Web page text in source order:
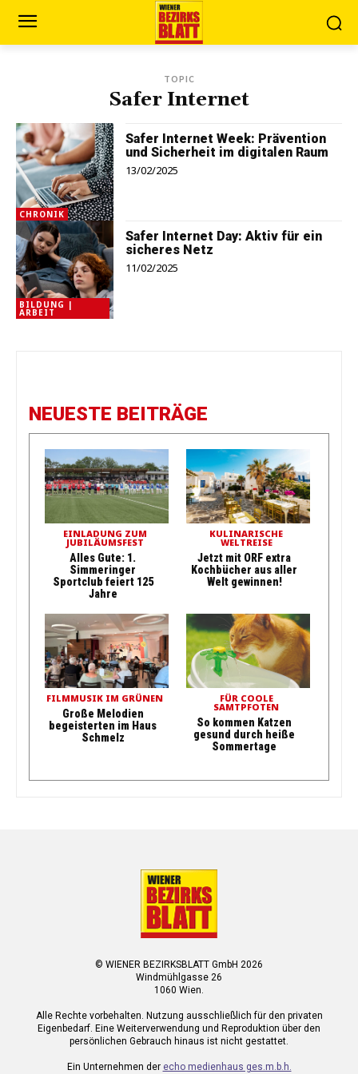
TOPIC
Safer Internet
CHRONIK
Safer Internet Week: Prävention
und Sicherheit im digitalen Raum
13/02/2025
BILDUNG |
ARBEIT
Safer Internet Day: Aktiv für ein
sicheres Netz
11/02/2025
NEUESTE BEITRÄGE
EINLADUNG ZUM
JUBILÄUMSFEST
Alles Gute: 1.
Simmeringer
Sportclub feiert 125
Jahre
KULINARISCHE
WELTREISE
Jetzt mit ORF extra
Kochbücher aus aller
Welt gewinnen!
FILMMUSIK IM GRÜNEN
Große Melodien
begeisterten im Haus
Schmelz
FÜR COOLE
SAMTPFOTEN
So kommen Katzen
gesund durch heiße
Sommertage
© WIENER BEZIRKSBLATT GmbH 2026
Windmühlgasse 26
1060 Wien.
Alle Rechte vorbehalten. Nutzung ausschließlich für den privaten
Eigenbedarf. Eine Weiterverwendung und Reproduktion über den
persönlichen Gebrauch hinaus ist nicht gestattet.
Ein Unternehmen der echo medienhaus ges.m.b.h.